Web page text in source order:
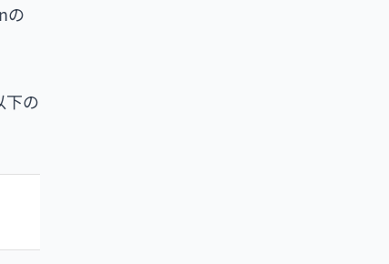
の
下の